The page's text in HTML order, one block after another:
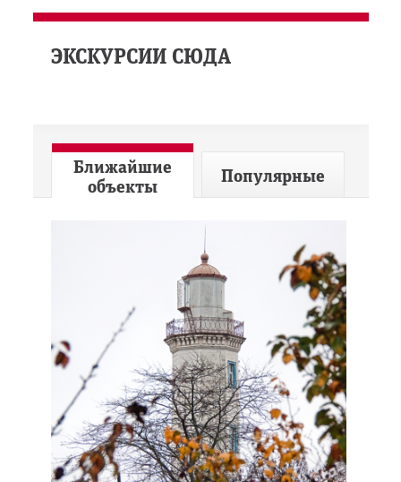
ЭКСКУРСИИ СЮДА
Ближайшие
объекты
Популярные